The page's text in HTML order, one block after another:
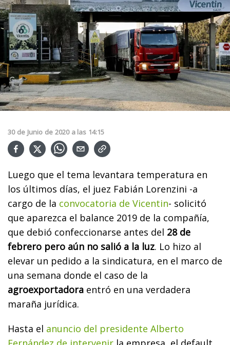
30 de Junio de 2020 a las 14:15
Luego que el tema levantara temperatura en
los últimos días, el juez Fabián Lorenzini -a
cargo de la convocatoria de Vicentin- solicitó
que aparezca el balance 2019 de la compañía,
que debió confeccionarse antes del 28 de
febrero pero aún no salió a la luz. Lo hizo al
elevar un pedido a la sindicatura, en el marco de
una semana donde el caso de la
agroexportadora entró en una verdadera
maraña jurídica.
Hasta el anuncio del presidente Alberto